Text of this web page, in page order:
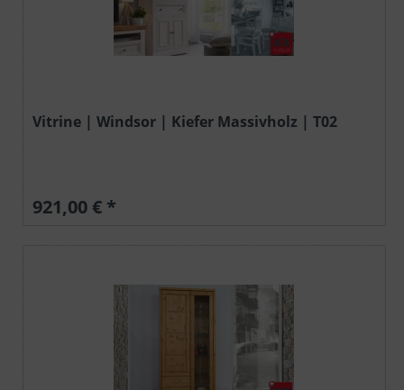
Vitrine | Windsor | Kiefer Massivholz | T02
921,00 € *